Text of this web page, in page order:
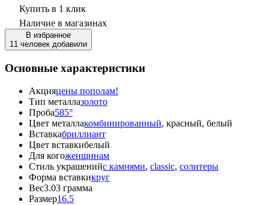
Купить в 1 клик
Наличие в магазинах
В избранное
11 человек добавили
Основные характеристики
Акцияцены пополам!
Тип металлазолото
Проба585°
Цвет металлакомбинированный, красный, белый
Вставкабриллиант
Цвет вставкибелый
Для когоженщинам
Стиль украшенийс камнями, classic, солитеры
Форма вставкикруг
Вес3.03 грамма
Размер16.5